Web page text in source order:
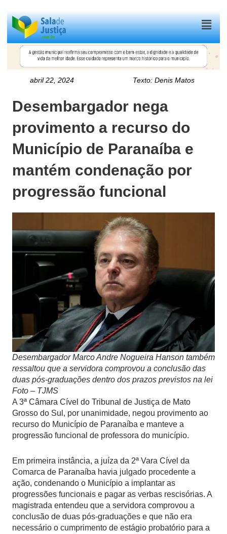
Menu
abril 22, 2024 Texto:Denis Matos
Desembargador nega
provimento a recurso do
Município de Paranaíba e
mantém condenação por
progressão funcional
Desembargador Marco Andre Nogueira Hanson também
ressaltou que a servidora comprovou a conclusão das
duas pós-graduações dentro dos prazos previstos na lei
Foto – TJMS
A 3ª Câmara Cível do Tribunal de Justiça de Mato
Grosso do Sul, por unanimidade, negou provimento ao
recurso do Município de Paranaíba e manteve a
progressão funcional de professora do município.
Em primeira instância, a juíza da 2ª Vara Cível da
Comarca de Paranaíba havia julgado procedente a
ação, condenando o Município a implantar as
progressões funcionais e pagar as verbas rescisórias. A
magistrada entendeu que a servidora comprovou a
conclusão de duas pós-graduações e que não era
necessário o cumprimento de estágio probatório para a